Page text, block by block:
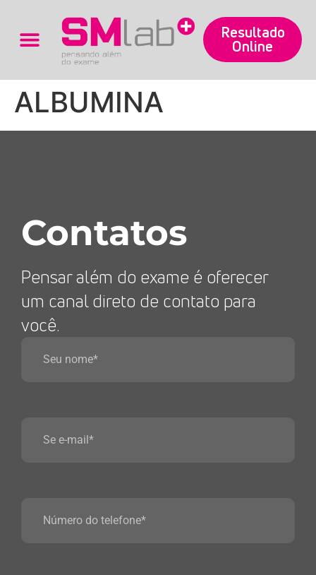
Resultado
Online
ALBUMINA
Contatos
Pensar além do exame é oferecer
um canal direto de contato para
você.